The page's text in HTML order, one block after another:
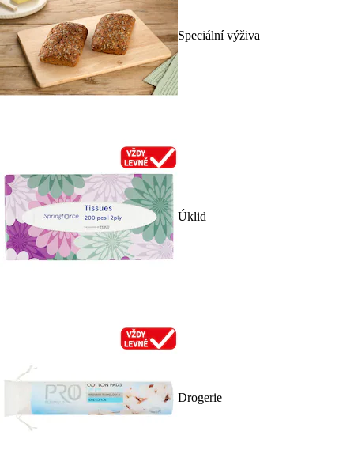
Speciální výživa
Úklid
Drogerie